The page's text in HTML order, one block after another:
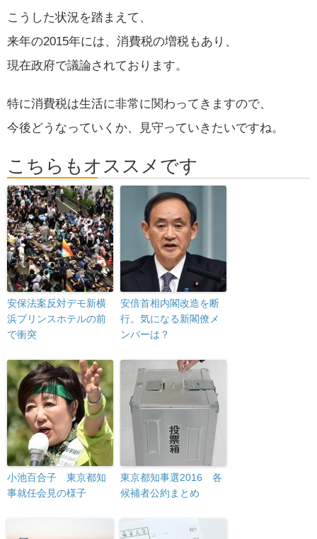
こうした状況を踏まえて、
来年の2015年には、消費税の増税もあり、
現在政府で議論されております。
特に消費税は生活に非常に関わってきますので、
今後どうなっていくか、見守っていきたいですね。
こちらもオススメです
安保法案反対デモ新横
浜プリンスホテルの前
で衝突
安倍首相内閣改造を断
行。気になる新閣僚メ
ンバーは？
小池百合子 東京都知
事就任会見の様子
東京都知事選2016 各
候補者公約まとめ